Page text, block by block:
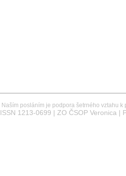
Naším posláním je podpora šetrného vztahu
ISSN 1213-0699 | ZO ČSOP Veronica |